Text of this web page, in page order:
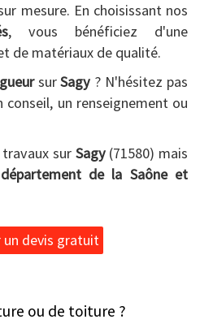
mesure. En choisissant nos
, vous bénéficiez d'une
de matériaux de qualité.
surSagy ? N'hésitez pas
un renseignement ou
sur Sagy(71580) mais
de la Saône et
un devis gratuit
ou de toiture ?